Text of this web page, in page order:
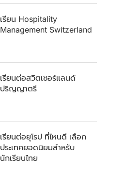
เรียน Hospitality
Management Switzerland
เรียนต่อสวิตเซอร์แลนด์
ปริญญาตรี
เรียนต่อยุโรป ที่ไหนดี เลือก
ประเทศยอดนิยมสำหรับ
นักเรียนไทย